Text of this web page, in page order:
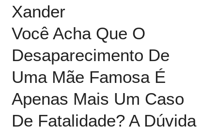
Xander
Você Acha Que O
Desaparecimento De
Uma Mãe Famosa É
Apenas Mais Um Caso
De Fatalidade? A Dúvida